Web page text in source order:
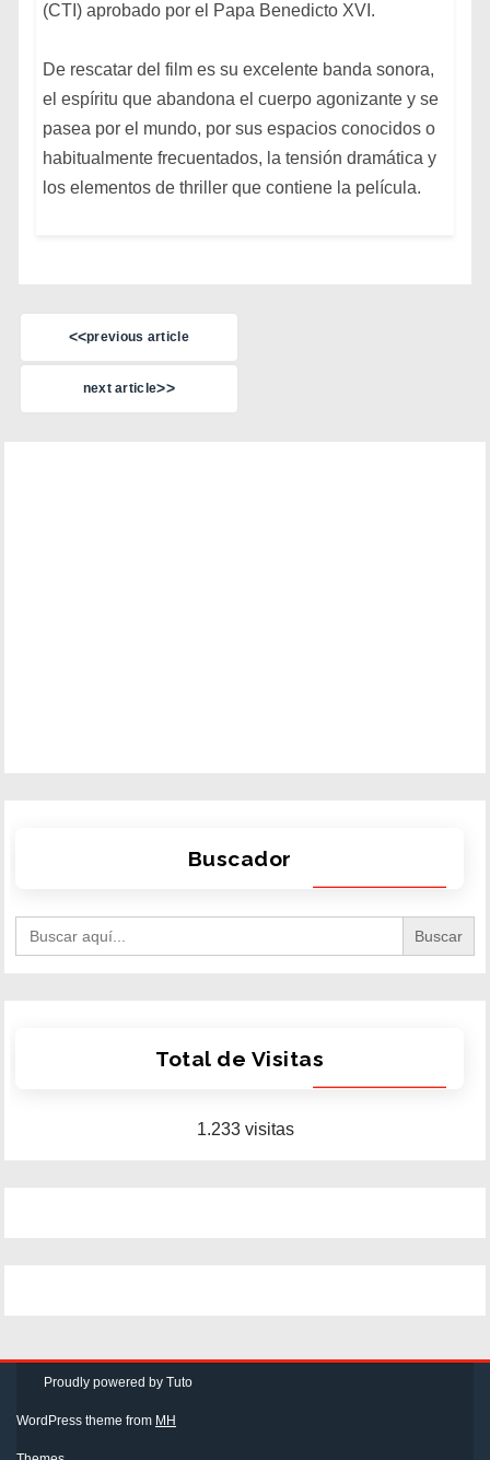
(CTI) aprobado por el Papa Benedicto XVI.
De rescatar del film es su excelente banda sonora,
el espíritu que abandona el cuerpo agonizante y se
pasea por el mundo, por sus espacios conocidos o
habitualmente frecuentados, la tensión dramática y
los elementos de thriller que contiene la película.
previous article
next article
Buscador
for:
Total de Visitas
1.233 visitas
Proudly powered by Tuto
WordPress theme from MH